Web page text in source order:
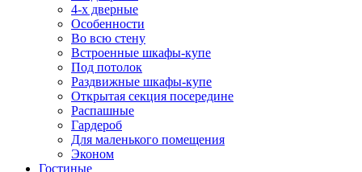
4-х дверные
Особенности
Во всю стену
Встроенные шкафы-купе
Под потолок
Раздвижные шкафы-купе
Открытая секция посередине
Распашные
Гардероб
Для маленького помещения
Эконом
Гостиные